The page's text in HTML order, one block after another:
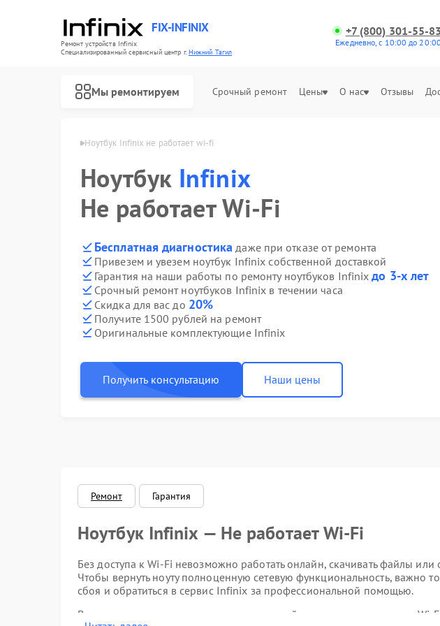
FIX-INFINIX
Ремонт устройств Infinix
Специализированный cервисный центр г.Нижний Тагил
+7 (800) 301-55-83
Ежедневно, с 10:00 до 20:00
Мы ремонтируем Срочный ремонт Цены О нас Отзывы
Ноутбук Infinix не работает wi-fi
Ноутбук Infinix
Не работает Wi-Fi
Бесплатная диагностика даже при отказе от ремонта
Привезем и увезем ноутбук Infinix собственной доставкой
Гарантия на наши работы по ремонту ноутбуков Infinixдо 3-х лет
Срочный ремонт ноутбуков Infinix в течении часа
Скидка для вас до 20%
Получите 1500 рублей на ремонт
Оригинальные комплектующие Infinix
Получить консультацию Наши цены
Ремонт Гарантия
Ноутбук Infinix — Не работает Wi‑Fi
Без доступа к Wi‑Fi невозможно работать онлайн, скачивать файлы
Чтобы вернуть ноуту полноценную сетевую функциональность, важно
сбоя и обратиться в сервис Infinix за профессиональной помощью.
Выделяют несколько типичных проявлений неисправности модуля